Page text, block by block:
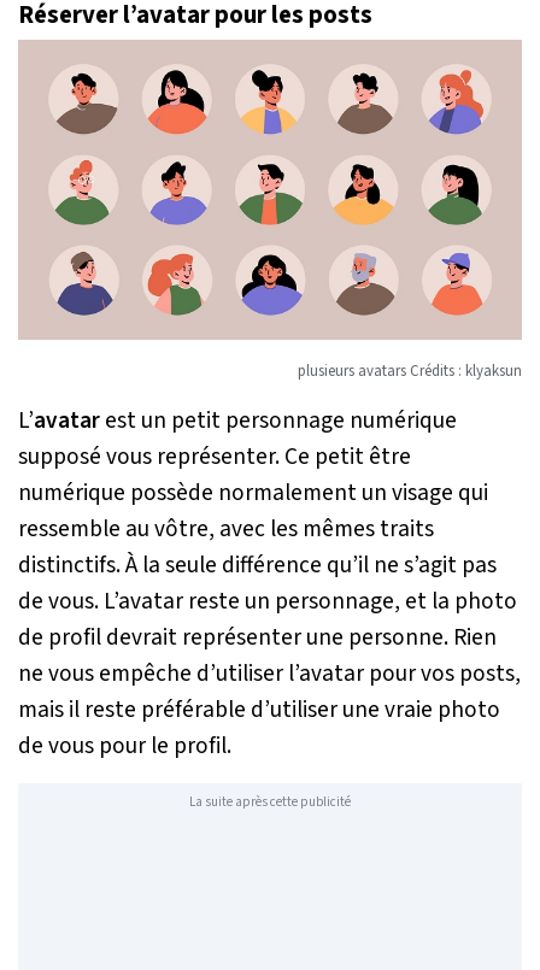
Réserver l’avatar pour les posts
plusieurs avatars Crédits : klyaksun
L’avatarest un petit personnage numérique
supposé vous représenter. Ce petit être
numérique possède normalement un visage qui
ressemble au vôtre, avec les mêmes traits
distinctifs. À la seule différence qu’il ne s’agit pas
de vous. L’avatar reste un personnage, et la photo
de profil devrait représenter une personne. Rien
ne vous empêche d’utiliser l’avatar pour vos posts,
mais il reste préférable d’utiliser une vraie photo
de vous pour le profil.
La suite après cette publicité